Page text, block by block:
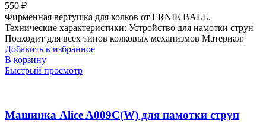
550 ₽
Фирменная вертушка для колков от ERNIE BALL.
Технические характеристики: Устройство для намотки струн
Подходит для всех типов колковых механизмов Материал:
Добавить в избранное
В корзину
Быстрый просмотр
Машинка Alice A009C(W) для намотки струн